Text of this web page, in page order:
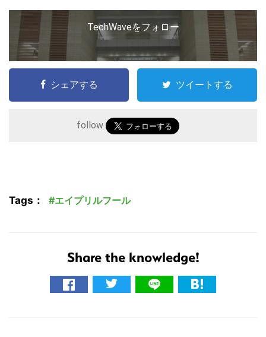
TechWaveをフォロー
シェアする ツイートする
follow
Tags： エイプリルフール
Share the knowledge!